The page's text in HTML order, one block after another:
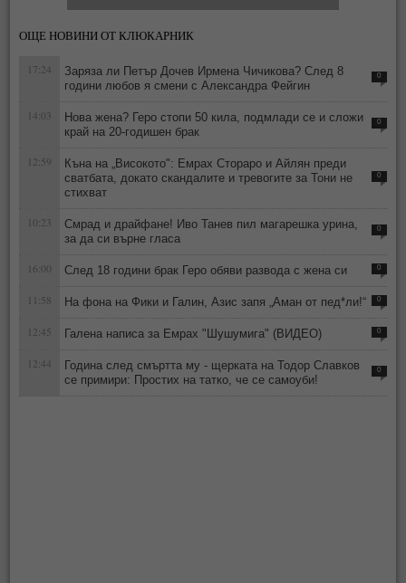
ОЩЕ НОВИНИ ОТ КЛЮКАРНИК
17:24
Заряза ли Петър Дочев Ирмена Чичикова? След 8
години любов я смени с Александра Фейгин
0
14:03
Нова жена? Геро стопи 50 кила, подмлади се и сложи
край на 20-годишен брак
0
12:59
Къна на „Високото": Емрах Стораро и Айлян преди
сватбата, докато скандалите и тревогите за Тони не
стихват
0
10:23
Смрад и драйфане! Иво Танев пил магарешка урина,
за да си върне гласа
0
16:00 След 18 години брак Геро обяви развода с жена си 0
11:58 На фона на Фики и Галин, Азис запя „Аман от пед*ли!“ 0
12:45 Галена написа за Емрах "Шушумига" (ВИДЕО) 0
12:44
Година след смъртта му - щерката на Тодор Славков
се примири: Простих на татко, че се самоуби!
0